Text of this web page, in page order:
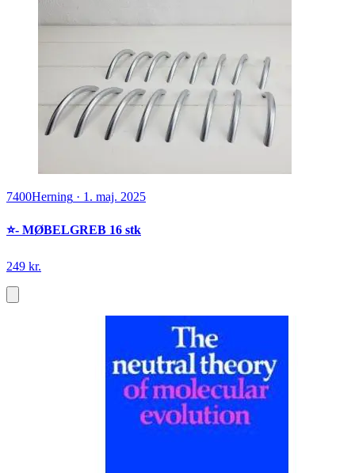
7400Herning · 1. maj. 2025
⭐️- MØBELGREB 16 stk
249 kr.